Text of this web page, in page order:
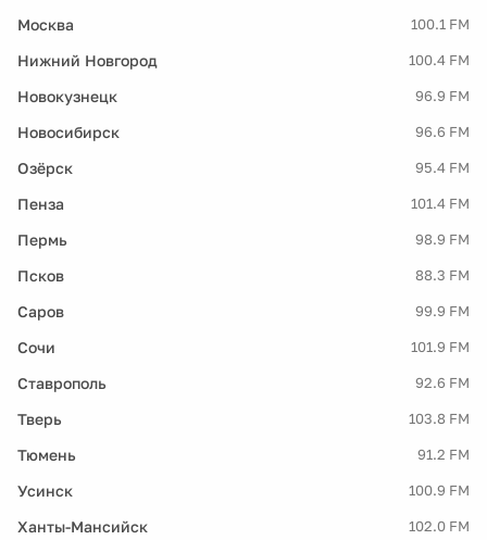
Москва 100.1 FM
Нижний Новгород 100.4 FM
Новокузнецк 96.9 FM
Новосибирск 96.6 FM
Озёрск 95.4 FM
Пенза 101.4 FM
Пермь 98.9 FM
Псков 88.3 FM
Саров 99.9 FM
Сочи 101.9 FM
Ставрополь 92.6 FM
Тверь 103.8 FM
Тюмень 91.2 FM
Усинск 100.9 FM
Ханты-Мансийск 102.0 FM